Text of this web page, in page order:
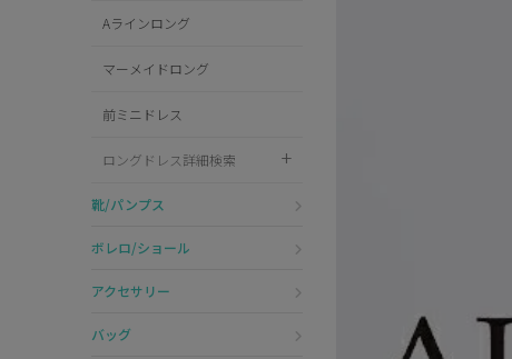
Aラインロング
マーメイドロング
前ミニドレス
ロングドレス詳細検索
靴/パンプス
ボレロ/ショール
アクセサリー
バッグ